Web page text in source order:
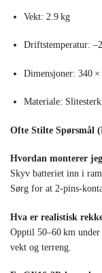
Vekt: 2.9 kg
Driftstemperatur:
Dimensjoner: 340 ×
Materiale:
Ofte Stilte Spørsmål
Hvordan monterer
Skyv batteriet inn i
Sørg for at 2‑pins-
Hva er realistisk
Opptil 50–60 km under
vekt og terreng.